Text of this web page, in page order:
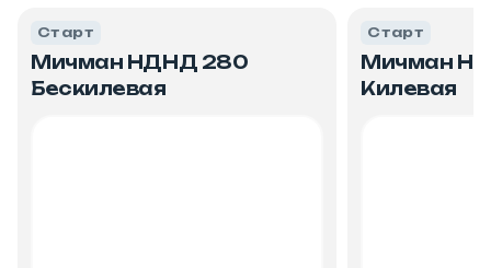
Старт
Мичман НДНД 280
Бескилевая
Старт
Мичман
Килевая